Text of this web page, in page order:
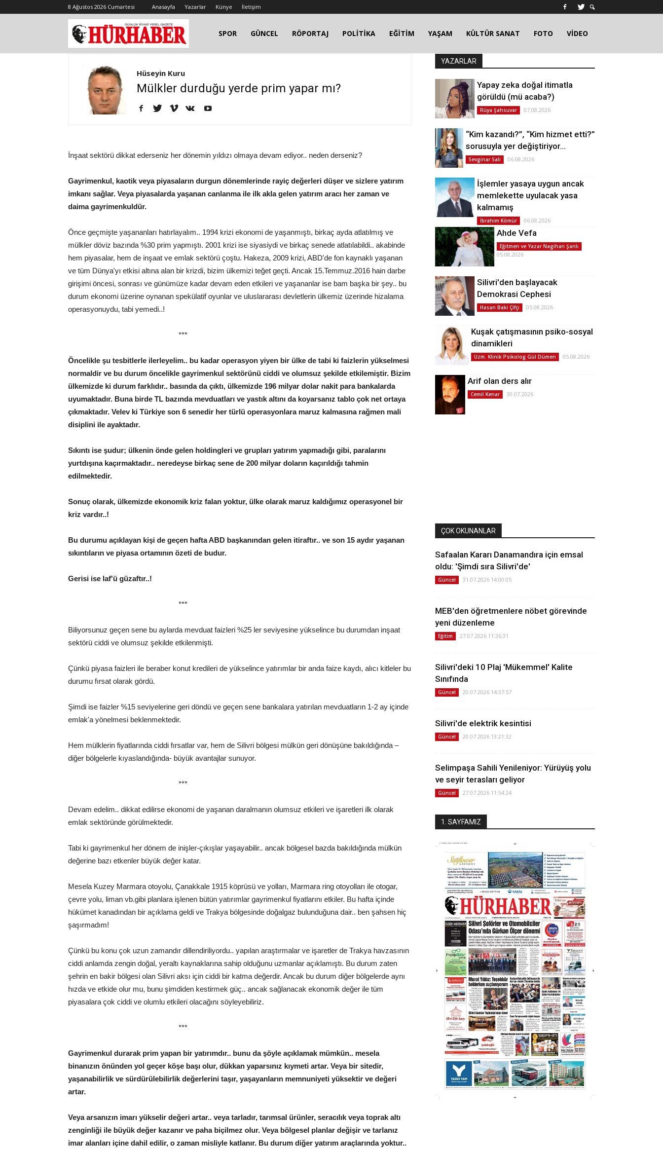
8 Ağustos 2026 Cumartesi Anasayfa Yazarlar Künye İletişim
SPOR GÜNCEL RÖPORTAJ POLİTİKA EĞİTİM YAŞAM KÜLTÜR SANAT FOTO VİDEO
Hüseyin Kuru
Mülkler durduğu yerde prim yapar mı?
İnşaat sektörü dikkat ederseniz her dönemin yıldızı olmaya devam ediyor.. neden derseniz?
Gayrimenkul, kaotik veya piyasaların durgun dönemlerinde rayiç değerleri düşer ve sizlere yatırım
imkanı sağlar. Veya piyasalarda yaşanan canlanma ile ilk akla gelen yatırım aracı her zaman ve
daima gayrimenkuldür.
Önce geçmişte yaşananları hatırlayalım.. 1994 krizi ekonomi de yaşanmıştı, birkaç ayda atlatılmış ve
mülkler döviz bazında %30 prim yapmıştı. 2001 krizi ise siyasiydi ve birkaç senede atlatılabildi.. akabinde
hem piyasalar, hem de inşaat ve emlak sektörü çoştu. Hakeza, 2009 krizi, ABD'de fon kaynaklı yaşanan
ve tüm Dünya'yı etkisi altına alan bir krizdi, bizim ülkemizi teğet geçti. Ancak 15.Temmuz.2016 hain darbe
girişimi öncesi, sonrası ve günümüze kadar devam eden etkileri ve yaşananlar ise bam başka bir şey.. bu
durum ekonomi üzerine oynanan spekülatif oyunlar ve uluslararası devletlerin ülkemiz üzerinde hizalama
operasyonuydu, tabi yemedi..!
***
Öncelikle şu tesbitlerle ilerleyelim.. bu kadar operasyon yiyen bir ülke de tabi ki faizlerin yükselmesi
normaldir ve bu durum öncelikle gayrimenkul sektörünü ciddi ve olumsuz şekilde etkilemiştir. Bizim
ülkemizde ki durum farklıdır.. basında da çıktı, ülkemizde 196 milyar dolar nakit para bankalarda
uyumaktadır. Buna birde TL bazında mevduatları ve yastık altını da koyarsanız tablo çok net ortaya
çıkmaktadır. Velev ki Türkiye son 6 senedir her türlü operasyonlara maruz kalmasına rağmen mali
disiplini ile ayaktadır.
Sıkıntı ise şudur; ülkenin önde gelen holdingleri ve grupları yatırım yapmadığı gibi, paralarını
yurtdışına kaçırmaktadır.. neredeyse birkaç sene de 200 milyar doların kaçırıldığı tahmin
edilmektedir.
Sonuç olarak, ülkemizde ekonomik kriz falan yoktur, ülke olarak maruz kaldığımız operasyonel bir
kriz vardır..!
Bu durumu açıklayan kişi de geçen hafta ABD başkanından gelen itiraftır.. ve son 15 aydır yaşanan
sıkıntıların ve piyasa ortamının özeti de budur.
Gerisi ise laf'ü güzaftır..!
***
Biliyorsunuz geçen sene bu aylarda mevduat faizleri %25 ler seviyesine yükselince bu durumdan inşaat
sektörü ciddi ve olumsuz şekilde etkilenmişti.
Çünkü piyasa faizleri ile beraber konut kredileri de yükselince yatırımlar bir anda faize kaydı, alıcı kitleler bu
durumu fırsat olarak gördü.
Şimdi ise faizler %15 seviyelerine geri döndü ve geçen sene bankalara yatırılan mevduatların 1-2 ay içinde
emlak'a yönelmesi beklenmektedir.
Hem mülklerin fiyatlarında ciddi fırsatlar var, hem de Silivri bölgesi mülkün geri dönüşüne bakıldığında –
diğer bölgelerle kıyaslandığında- büyük avantajlar sunuyor.
***
Devam edelim.. dikkat edilirse ekonomi de yaşanan daralmanın olumsuz etkileri ve işaretleri ilk olarak
emlak sektöründe görülmektedir.
Tabi ki gayrimenkul her dönem de inişler-çıkışlar yaşayabilir.. ancak bölgesel bazda bakıldığında mülkün
değerine bazı etkenler büyük değer katar.
Mesela Kuzey Marmara otoyolu, Çanakkale 1915 köprüsü ve yolları, Marmara ring otoyolları ile otogar,
çevre yolu, liman vb.gibi planlara işlenen bütün yatırımlar gayrimenkul fiyatlarını etkiler. Bu hafta içinde
hükümet kanadından bir açıklama geldi ve Trakya bölgesinde doğalgaz bulunduğuna dair.. ben şahsen hiç
şaşırmadım!
Çünkü bu konu çok uzun zamandır dillendiriliyordu.. yapılan araştırmalar ve işaretler de Trakya havzasının
ciddi anlamda zengin doğal, yeraltı kaynaklarına sahip olduğunu uzmanlar açıklamıştı. Bu durum zaten
şehrin en bakir bölgesi olan Silivri aksı için ciddi bir katma değerdir. Ancak bu durum diğer bölgelerde aynı
hızda ve etkide olur mu, bunu şimdiden kestirmek güç.. ancak sağlanacak ekonomik değer ile tüm
piyasalara çok ciddi ve olumlu etkileri olacağını söyleyebiliriz.
***
Gayrimenkul durarak prim yapan bir yatırımdır.. bunu da şöyle açıklamak mümkün.. mesela
binanızın önünden yol geçer köşe başı olur, dükkan yaparsınız kıymeti artar. Veya bir sitedir,
yaşanabilirlik ve sürdürülebilirlik değerlerini taşır, yaşayanların memnuniyeti yüksektir ve değeri
artar.
Veya arsanızın imarı yükselir değeri artar.. veya tarladır, tarımsal ürünler, seracılık veya toprak altı
zenginliği ile büyük değer kazanır ve paha biçilmez olur. Veya bölgesel planlar değişir ve tarlanız
imar alanları içine dahil edilir, o zaman misliyle katlanır. Bu durum diğer yatırım araçlarında yoktur..
YAZARLAR
Yapay zeka doğal itimatla
görüldü (mü acaba?)
Rüya Şahsuvar 07.08.2026
“Kim kazandı?”, “Kim hizmet etti?”
sorusuyla yer değiştiriyor…
Sevginar Sali 06.08.2026
İşlemler yasaya uygun ancak
memlekette uyulacak yasa
kalmamış
İbrahim Kömür 06.08.2026
Ahde Vefa
Eğitmen ve Yazar Nagihan Şanlı
05.08.2026
Silivri'den başlayacak
Demokrasi Cephesi
Hasan Baki Çifçi 05.08.2026
Kuşak çatışmasının psiko-sosyal
dinamikleri
Uzm. Klinik Psikolog Gül Dümen 05.08.2026
Arif olan ders alır
Cemil Kenar 30.07.2026
ÇOK OKUNANLAR
Safaalan Kararı Danamandıra için emsal
oldu: 'Şimdi sıra Silivri'de'
Güncel 31.07.2026 14:00:05
MEB'den öğretmenlere nöbet görevinde
yeni düzenleme
Eğitim 27.07.2026 11:36:31
Silivri'deki 10 Plaj 'Mükemmel' Kalite
Sınıfında
Güncel 20.07.2026 14:37:57
Silivri'de elektrik kesintisi
Güncel 20.07.2026 13:21:32
Selimpaşa Sahili Yenileniyor: Yürüyüş yolu
ve seyir terasları geliyor
Güncel 27.07.2026 11:54:24
1. SAYFAMIZ